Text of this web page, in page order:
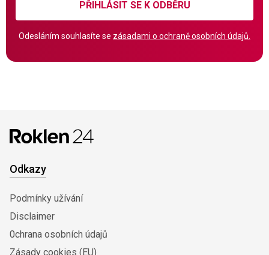
PŘIHLÁSIT SE K ODBĚRU
Odesláním souhlasíte se zásadami o ochraně osobních údajů.
Odkazy
Podmínky užívání
Disclaimer
0chrana osobních údajů
Zásady cookies (EU)